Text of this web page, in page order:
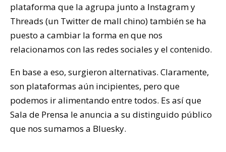
plataforma que la agrupa junto a Instagram y
Threads (un Twitter de mall chino) también se ha
puesto a cambiar la forma en que nos
relacionamos con las redes sociales y el contenido.
En base a eso, surgieron alternativas. Claramente,
son plataformas aún incipientes, pero que
podemos ir alimentando entre todos. Es así que
Sala de Prensa le anuncia a su distinguido público
que nos sumamos a Bluesky.